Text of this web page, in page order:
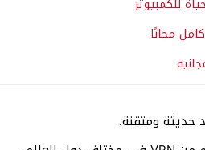
مجانًا
حديثة ومتقنة.